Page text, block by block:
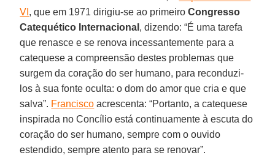
VI , que em 1971 dirigiu-se ao primeiroCongresso
Catequético Internacional , dizendo: “É uma tarefa
que renasce e se renova incessantemente para a
catequese a compreensão destes problemas que
surgem da coração do ser humano, para reconduzi-
los à sua fonte oculta: o dom do amor que cria e que
salva”. Francisco acrescenta: “Portanto, a catequese
inspirada no Concílio está continuamente à escuta do
coração do ser humano, sempre com o ouvido
estendido, sempre atento para se renovar”.